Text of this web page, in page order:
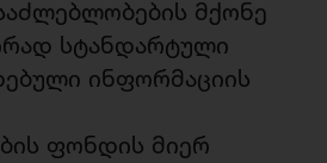
მქონე
სტანდარტული
ინფორმაციის
ფონდის მიერ